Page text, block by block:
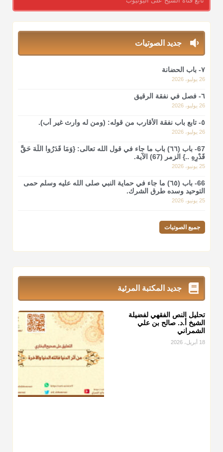
جديد الصوتيات
٧- باب الحضانة
26 يوليو، 2026
٦- فصل في نفقة الرقيق
26 يوليو، 2026
٥- تابع باب نفقة الأقارب من قوله: (ومن له وارث غير أب).
26 يوليو، 2026
67- باب (٦٦) باب ما جاء في قول الله تعالى: {وَمَا قَدَرُوا اللَّهَ حَقَّ
قَدْرِهِ ..} الزمر (67) الآية.
25 يونيو، 2026
66- باب (٦٥) ما جاء في حماية النبي صلى الله عليه وسلم حمى
التوحيد وسده طرق الشرك.
25 يونيو، 2026
جميع الصوتيات
جديد المكتبة المرئية
تحليل النص الفقهي لفضيلة
الشيخ أ.د. صالح بن علي
الشمراني
18 أبريل، 2026